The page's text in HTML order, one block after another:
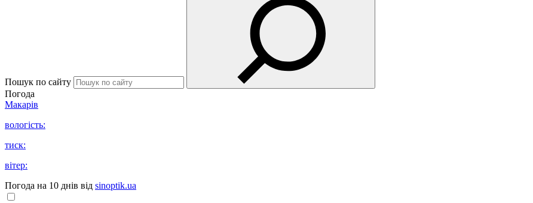
Пошук по сайту
Погода
Макарів
вологість:
тиск:
вітер:
Погода на 10 днів від sinoptik.ua